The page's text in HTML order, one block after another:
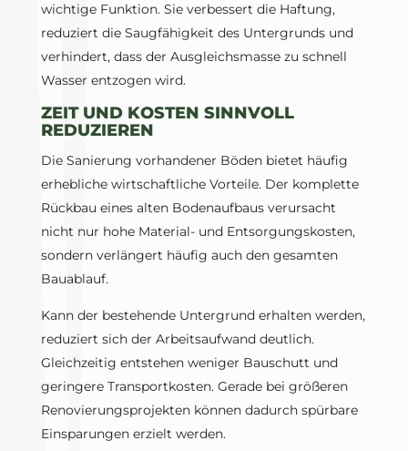
wichtige Funktion. Sie verbessert die Haftung,
reduziert die Saugfähigkeit des Untergrunds und
verhindert, dass der Ausgleichsmasse zu schnell
Wasser entzogen wird.
ZEIT UND KOSTEN SINNVOLL
REDUZIEREN
Die Sanierung vorhandener Böden bietet häufig
erhebliche wirtschaftliche Vorteile. Der komplette
Rückbau eines alten Bodenaufbaus verursacht
nicht nur hohe Material- und Entsorgungskosten,
sondern verlängert häufig auch den gesamten
Bauablauf.
Kann der bestehende Untergrund erhalten werden,
reduziert sich der Arbeitsaufwand deutlich.
Gleichzeitig entstehen weniger Bauschutt und
geringere Transportkosten. Gerade bei größeren
Renovierungsprojekten können dadurch spürbare
Einsparungen erzielt werden.